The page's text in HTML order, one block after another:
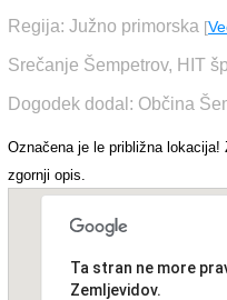
Regija: Južno primorska [
Srečanje Šempetrov, HIT
Dogodek dodal: Občina
Označena je le približna lokacija!
zgornji opis.
Ta stran ne more
Zemljevidov.